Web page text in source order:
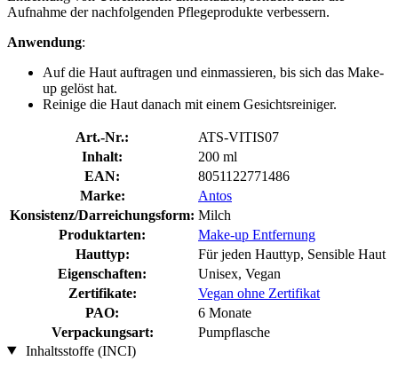
Aufnahme der nachfolgenden Pflegeprodukte verbessern.
Anwendung:
Auf die Haut auftragen und einmassieren, bis sich das Make-
up gelöst hat.
Reinige die Haut danach mit einem Gesichtsreiniger.
Art.-Nr.:
ATS-VITIS07
Inhalt:
200 ml
EAN:
8051122771486
Marke:
Antos
Konsistenz/Darreichungsform: Milch
Produktarten:
Make-up Entfernung
Hauttyp:
Für jeden Hauttyp, Sensible Haut
Eigenschaften:
Unisex, Vegan
Zertifikate:
Vegan ohne Zertifikat
PAO:
6 Monate
Verpackungsart:
Pumpflasche
Inhaltsstoffe (INCI)